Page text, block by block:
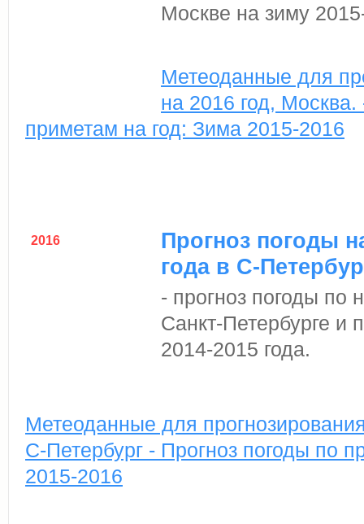
Москве на зиму
Метеоданные для
на 2016 год,
приметам на год: Зима 2015-2016
2016
Прогноз погоды
года в С-
- прогноз погоды по
Санкт-Петербурге и
2014-2015 года.
Метеоданные для
С-Петербург - Прогноз погоды по
2015-2016